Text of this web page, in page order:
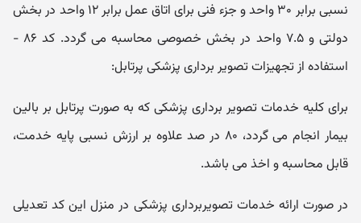
نسبی برابر ۳۰ واحد و جزء فنی برای اتاق عمل برابر ۱۲ واحد در بخش
دولتی و ۷.۵ واحد در بخش خصوصی محاسبه می گردد. کد ۸۶ -
استفاده از تجهیزات تصویر برداری پزشکی پرتابل:
برای کلیه خدمات تصویر برداری پزشکی که به صورت پرتابل بر بالین
بیمار انجام می گردد، ۸۰ در صد علاوه بر ارزش نسبی پایه خدمت،
قابل محاسبه و اخذ می باشد.
در صورت ارائه خدمات تصویربرداری پزشکی در منزل این کد تعدیلی